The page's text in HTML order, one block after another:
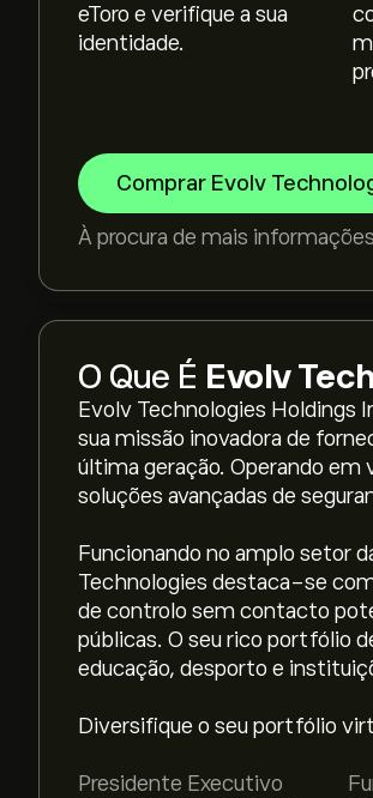
eToro e verifique a sua
identidade.
Comprar Evolv
À procura de mais
O Que É Evolv
Evolv Technologies Holdings
sua missão inovadora de
última geração. Operando
soluções avançadas de
Funcionando no amplo setor
Technologies destaca-se
de controlo sem contacto
públicas. O seu rico portfólio
educação, desporto e
Diversifique o seu portfólio
Presidente Executivo
O preço atual da EVLV é 5.95‎$‎.
O preço médio alvo para